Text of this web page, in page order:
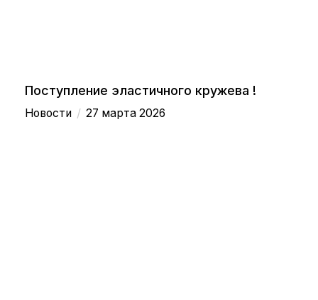
Поступление эластичного кружева !
Новости / 27 марта 2026